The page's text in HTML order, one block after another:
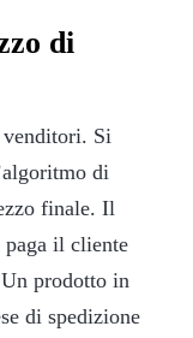
di
Si
di
finale. Il
paga il cliente
prodotto in
di spedizione